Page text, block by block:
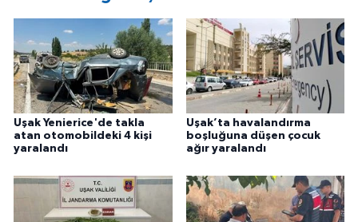
Uşak Yenierice'de takla
atan otomobildeki 4 kişi
yaralandı
Uşak’ta havalandırma
boşluğuna düşen çocuk
ağır yaralandı